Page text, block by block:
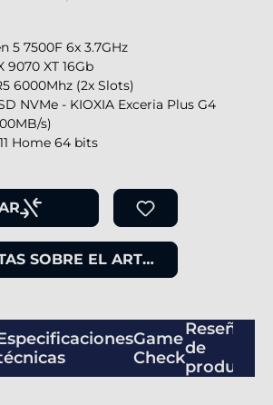
5 7500F 6x 3.7GHz
9070 XT 16Gb
6000Mhz (2x Slots)
NVMe - KIOXIA Exceria Plus G4
s)
Home 64 bits
SOBRE EL ARTÍCULO
Game
Check
Reseñas
de
productos